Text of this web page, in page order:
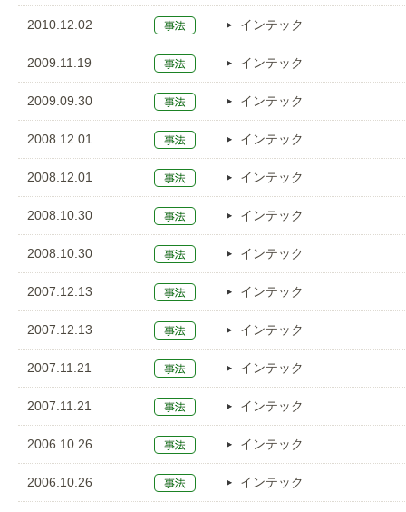
2010.12.02 インテック
2009.11.19 インテック
2009.09.30 インテック
2008.12.01 インテック
2008.12.01 インテック
2008.10.30 インテック
2008.10.30 インテック
2007.12.13 インテック
2007.12.13 インテック
2007.11.21 インテック
2007.11.21 インテック
2006.10.26 インテック
2006.10.26 インテック